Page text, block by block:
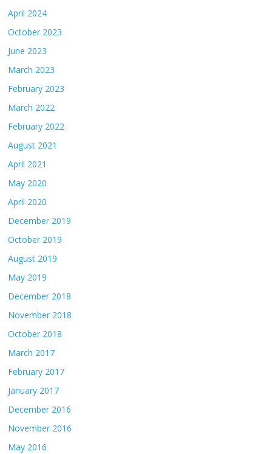
April 2024
October 2023
June 2023
March 2023
February 2023
March 2022
February 2022
August 2021
April 2021
May 2020
April 2020
December 2019
October 2019
August 2019
May 2019
December 2018
November 2018
October 2018
March 2017
February 2017
January 2017
December 2016
November 2016
May 2016